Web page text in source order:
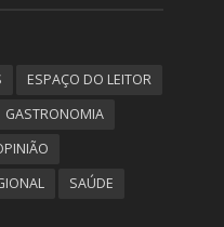
ESPAÇO DO LEITOR
GASTRONOMIA
SAÚDE